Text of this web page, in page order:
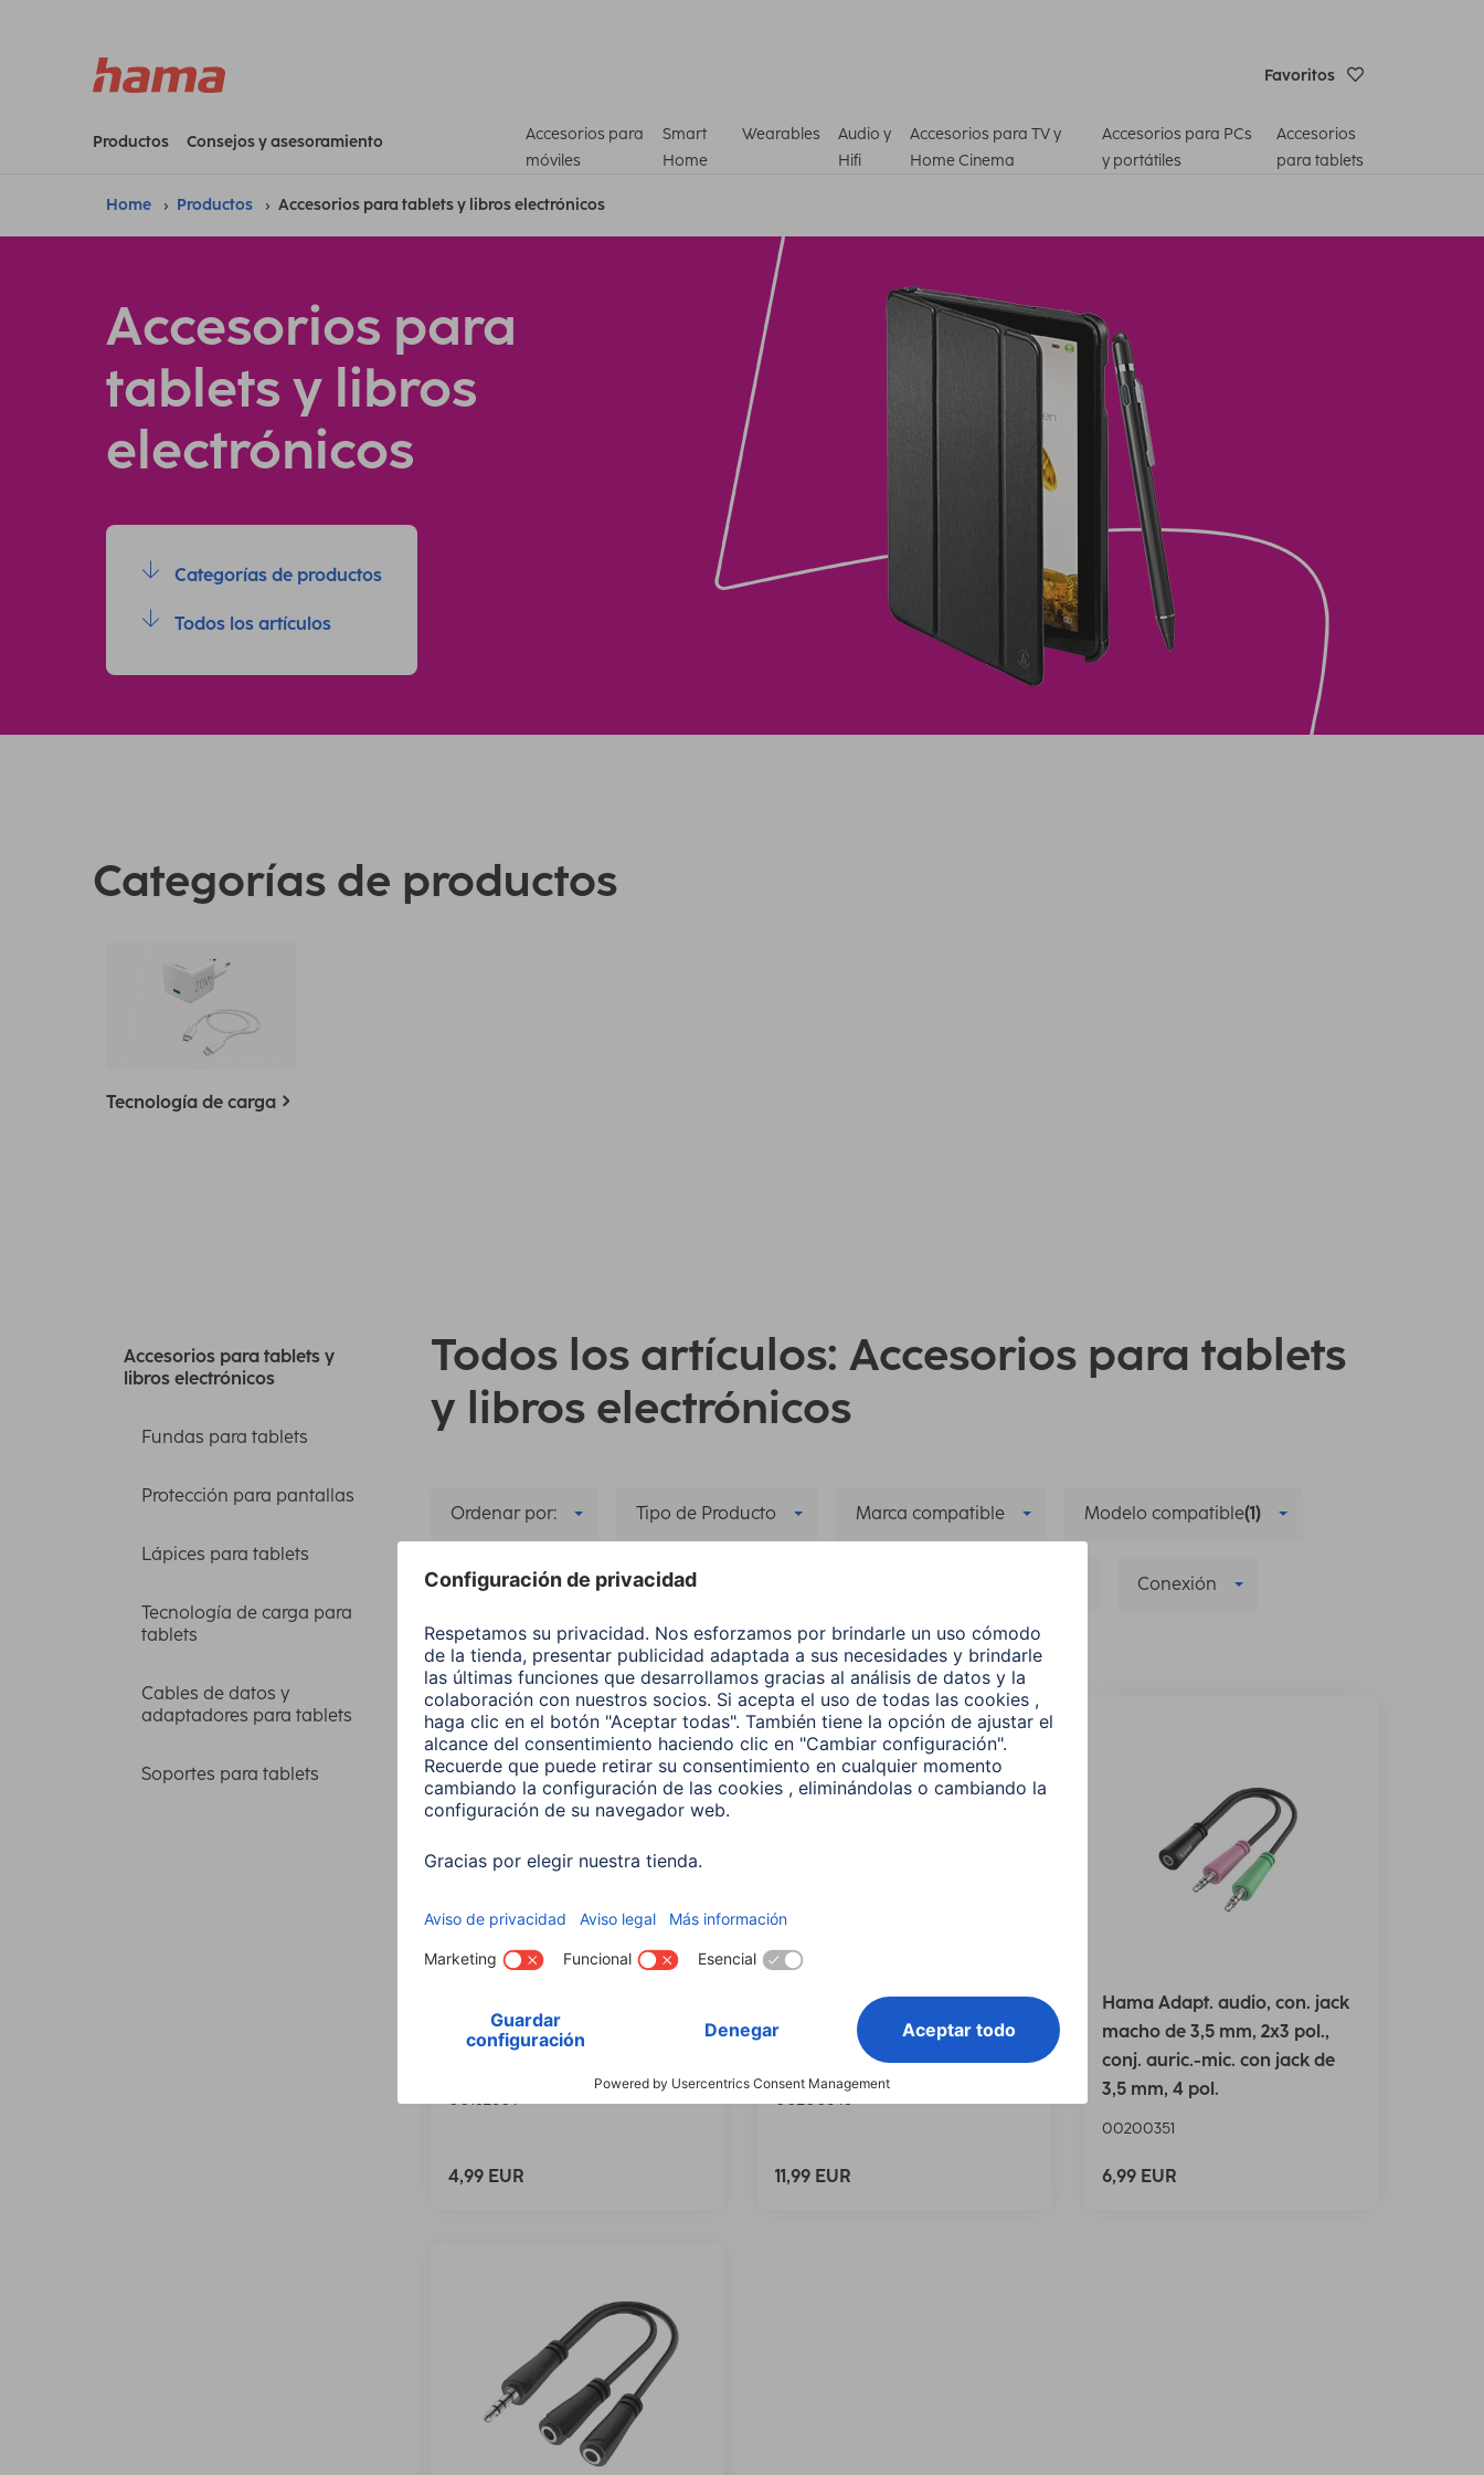
Favoritos
Productos Consejos y asesoramiento
Accesorios para
móviles
Smart
Home
Wearables
Audio y
Hifi
Accesorios para TV y
Home Cinema
Accesorios para PCs
y portátiles
Accesorios
para tablets
Home Productos Accesorios para tablets y libros electrónicos
Accesorios para
tablets y libros
electrónicos
Categorías de productos
Todos los artículos
Categorías de productos
Tecnología de carga
Accesorios para tablets y
libros electrónicos
Fundas para tablets
Protección para pantallas
Lápices para tablets
Tecnología de carga para
tablets
Cables de datos y
adaptadores para tablets
Soportes para tablets
Todos los artículos: Accesorios para tablets
y libros electrónicos
Ordenar por: Tipo de Producto Marca compatible Modelo compatible(1)
Price Color Linea de Producto Conexión
4 artículos
para tablets PC y
00182509
4,99 EUR
Hama Adaptador HDMI™,
conector micro-HDMI™, toma
HDMI™, Ultra-HD 4K
00200348
11,99 EUR
Hama Adapt. audio, con. jack
macho de 3,5 mm, 2x3 pol.,
conj. auric.-mic. con jack de
3,5 mm, 4 pol.
00200351
6,99 EUR